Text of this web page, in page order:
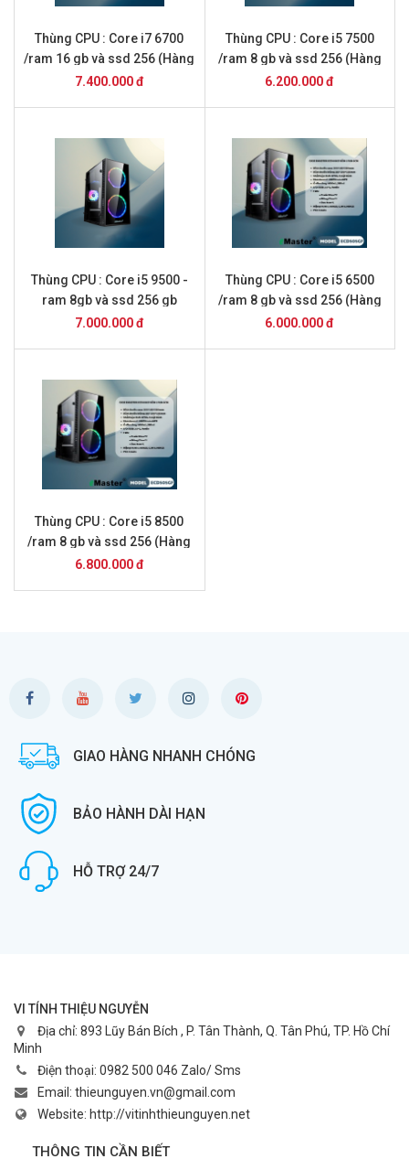
Thùng CPU : Core i7 6700
/ram 16 gb và ssd 256 (Hàng
Mới 2026 )
7.400.000 đ
Thùng CPU : Core i5 7500
/ram 8 gb và ssd 256 (Hàng
Mới 2026 )
6.200.000 đ
Thùng CPU : Core i5 9500 -
ram 8gb và ssd 256 gb
(Hàng Mới 2026 )
7.000.000 đ
Thùng CPU : Core i5 6500
/ram 8 gb và ssd 256 (Hàng
Mới 2026 )
6.000.000 đ
Thùng CPU : Core i5 8500
/ram 8 gb và ssd 256 (Hàng
Mới 2026 )
6.800.000 đ
GIAO HÀNG NHANH CHÓNG
BẢO HÀNH DÀI HẠN
HỖ TRỢ 24/7
VI TÍNH THIỆU NGUYỄN
Địa chỉ: 893 Lũy Bán Bích , P. Tân Thành, Q. Tân Phú, TP. Hồ Chí
Minh
Điện thoại: 0982 500 046 Zalo/ Sms
Email: thieunguyen.vn@gmail.com
Website: http://vitinhthieunguyen.net
THÔNG TIN CẦN BIẾT